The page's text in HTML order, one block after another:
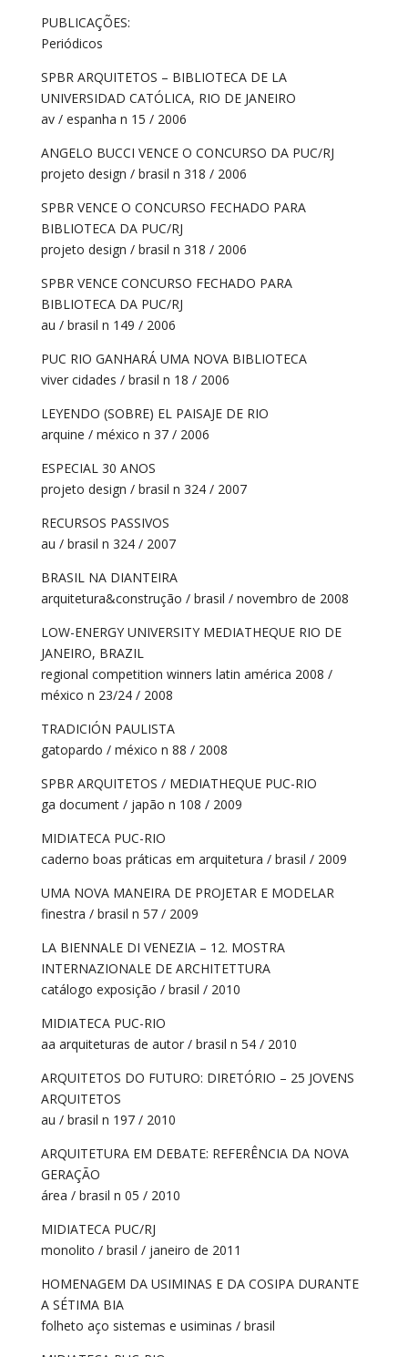
PUBLICAÇÕES:
Periódicos
SPBR ARQUITETOS – BIBLIOTECA DE LA
UNIVERSIDAD CATÓLICA, RIO DE JANEIRO
av / espanha n 15 / 2006
ANGELO BUCCI VENCE O CONCURSO DA PUC/RJ
projeto design / brasil n 318 / 2006
SPBR VENCE O CONCURSO FECHADO PARA
BIBLIOTECA DA PUC/RJ
projeto design / brasil n 318 / 2006
SPBR VENCE CONCURSO FECHADO PARA
BIBLIOTECA DA PUC/RJ
au / brasil n 149 / 2006
PUC RIO GANHARÁ UMA NOVA BIBLIOTECA
viver cidades / brasil n 18 / 2006
LEYENDO (SOBRE) EL PAISAJE DE RIO
arquine / méxico n 37 / 2006
ESPECIAL 30 ANOS
projeto design / brasil n 324 / 2007
RECURSOS PASSIVOS
au / brasil n 324 / 2007
BRASIL NA DIANTEIRA
arquitetura&construção / brasil / novembro de 2008
LOW-ENERGY UNIVERSITY MEDIATHEQUE RIO DE
JANEIRO, BRAZIL
regional competition winners latin américa 2008 /
méxico n 23/24 / 2008
TRADICIÓN PAULISTA
gatopardo / méxico n 88 / 2008
SPBR ARQUITETOS / MEDIATHEQUE PUC-RIO
ga document / japão n 108 / 2009
MIDIATECA PUC-RIO
caderno boas práticas em arquitetura / brasil / 2009
UMA NOVA MANEIRA DE PROJETAR E MODELAR
finestra / brasil n 57 / 2009
LA BIENNALE DI VENEZIA – 12. MOSTRA
INTERNAZIONALE DE ARCHITETTURA
catálogo exposição / brasil / 2010
MIDIATECA PUC-RIO
aa arquiteturas de autor / brasil n 54 / 2010
ARQUITETOS DO FUTURO: DIRETÓRIO – 25 JOVENS
ARQUITETOS
au / brasil n 197 / 2010
ARQUITETURA EM DEBATE: REFERÊNCIA DA NOVA
GERAÇÃO
área / brasil n 05 / 2010
MIDIATECA PUC/RJ
monolito / brasil / janeiro de 2011
HOMENAGEM DA USIMINAS E DA COSIPA DURANTE
A SÉTIMA BIA
folheto aço sistemas e usiminas / brasil